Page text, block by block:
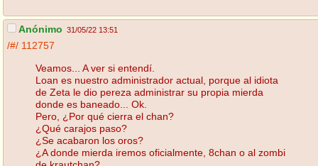
Anónimo 31/05/22 13:51
/#/ 112757
Veamos... A ver si entendí.
Loan es nuestro administrador actual, porque al idiota
de Zeta le dio pereza administrar su propia mierda
donde es baneado... Ok.
Pero, ¿Por qué cierra el chan?
¿Qué carajos paso?
¿Se acabaron los oros?
¿A donde mierda iremos oficialmente, 8chan o al zombi